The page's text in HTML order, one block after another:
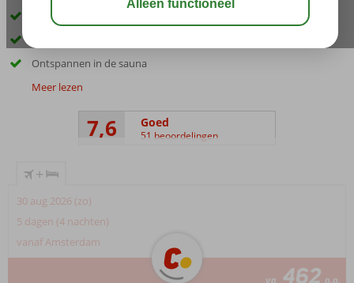
Centrum van Alanya op 3 kilometer
Ontspannen in de sauna
Meer lezen
7,6 Goed
51 beoordelingen
+
30 aug 2026 (zo)
5 dagen (4 nachten)
vanaf Amsterdam
va 462 p.p.